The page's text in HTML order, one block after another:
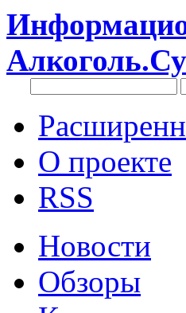
Алкоголь.Су
О проекте
RSS
Новости
Обзоры